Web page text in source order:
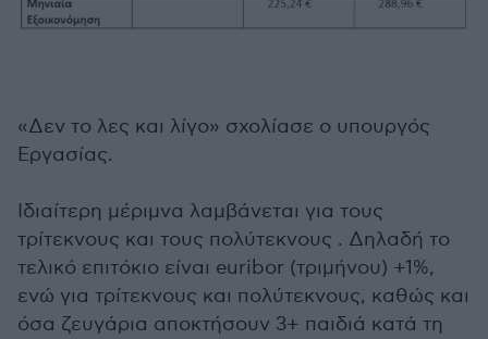
«Δεν το λες και λίγο» σχολίασε ο υπουργός
Εργασίας.
Ιδιαίτερη μέριμνα λαμβάνεται για τους
τρίτεκνους και τους πολύτεκνους . Δηλαδή το
τελικό επιτόκιο είναι euribor (τριμήνου) +1%,
ενώ για τρίτεκνους και πολύτεκνους, καθώς και
όσα ζευγάρια αποκτήσουν 3+ παιδιά κατά τη